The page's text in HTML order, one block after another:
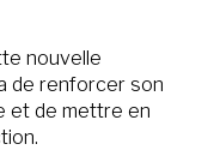
nouvelle
de renforcer son
et de mettre en